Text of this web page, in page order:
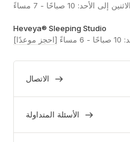
إلى الأحد: 10 صباحًا - 7 مساءً
Heveya® Sleeping Studio
[احجز موعدًا]
الاتصال
الأسئلة المتداولة